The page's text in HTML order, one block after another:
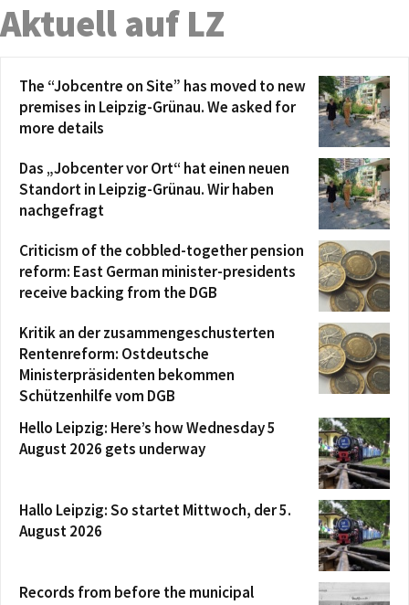
Aktuell auf LZ
The “Jobcentre on Site” has moved to new
premises in Leipzig-Grünau. We asked for
more details
Das „Jobcenter vor Ort“ hat einen neuen
Standort in Leipzig-Grünau. Wir haben
nachgefragt
Criticism of the cobbled-together pension
reform: East German minister-presidents
receive backing from the DGB
Kritik an der zusammengeschusterten
Rentenreform: Ostdeutsche
Ministerpräsidenten bekommen
Schützenhilfe vom DGB
Hello Leipzig: Here’s how Wednesday 5
August 2026 gets underway
Hallo Leipzig: So startet Mittwoch, der 5.
August 2026
Records from before the municipal